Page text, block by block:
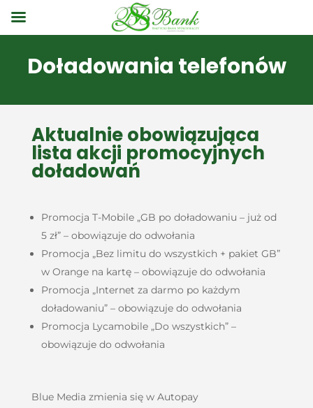
Doładowania telefonów
Aktualnie obowiązująca
lista akcji promocyjnych
doładowań
Promocja T-Mobile „GB po doładowaniu – już od
5 zł” – obowiązuje do odwołania
Promocja „Bez limitu do wszystkich + pakiet GB”
w Orange na kartę – obowiązuje do odwołania
Promocja „Internet za darmo po każdym
doładowaniu” – obowiązuje do odwołania
Promocja Lycamobile „Do wszystkich” –
obowiązuje do odwołania
Blue Media zmienia się w Autopay